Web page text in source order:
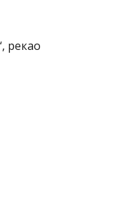
рекао